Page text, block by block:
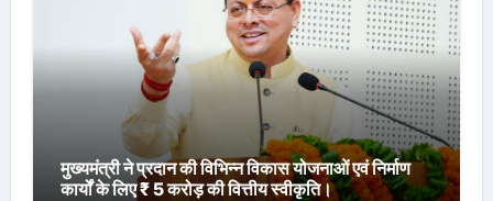
मुख्यमंत्री ने प्रदान की विभिन्न विकास योजनाओं एवं निर्माण
कार्यों के लिए ₹ 5 करोड़ की वित्तीय स्वीकृति।